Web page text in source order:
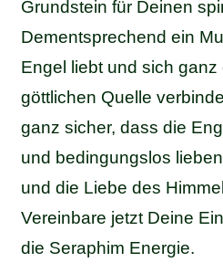
Grundstein für Deinen
Dementsprechend ein
Engel liebt und sich ganz
göttlichen Quelle
ganz sicher, dass die
und bedingungslos
und die Liebe des
Vereinbare jetzt Deine
die Seraphim Energie.